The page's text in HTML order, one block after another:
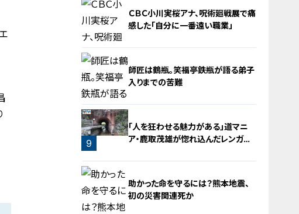
7
ＣＢＣ小川実桜アナ、呪術廻戦展で痛
感した「自分に一番遠い職業」
8
師匠は鶴瓶。笑福亭鉄瓶が語る弟子
入りまでの苦難
9
「人を狂わせる魅力がある」道マニ
ア・鹿取茂雄が惚れ込んだレンガの
助かった命を守るには？熊本地震、
初の災害関連死か